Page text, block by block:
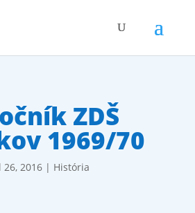
ZDŠ
1969/70
26, 2016| História